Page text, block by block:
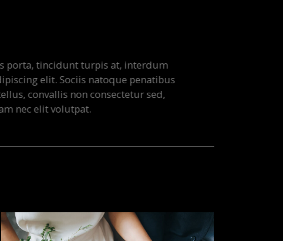
tincidunt turpis at, interdum
elit. Sociis natoque penatibus
non consectetur sed,
elit volutpat.